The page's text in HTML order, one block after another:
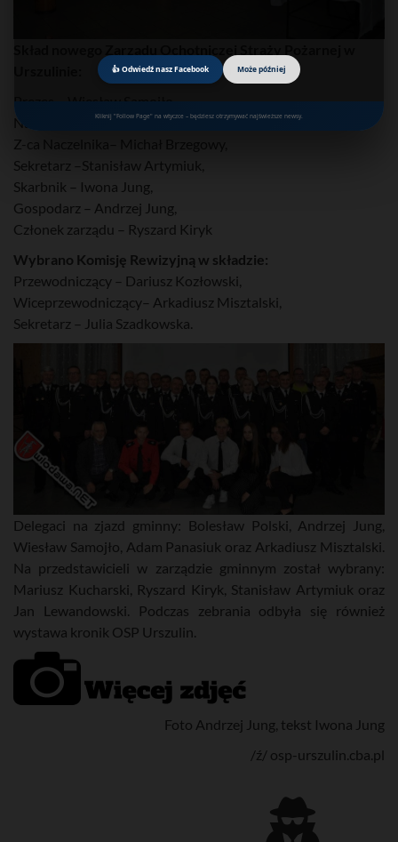
👍 Odwiedź nasz Facebook Może później
Kliknij "Follow Page" na wtyczce – będziesz otrzymywać najświeższe newsy.
Prezes – Wiesław Samojło,
Naczelnik – Jan Lewandowski,
Z-ca Naczelnika– Michał Brzegowy,
Sekretarz –Stanisław Artymiuk,
Skarbnik – Iwona Jung,
Gospodarz – Andrzej Jung,
Członek zarządu – Ryszard Kiryk
Wybrano Komisję Rewizyjną w składzie:
Przewodniczący – Dariusz Kozłowski,
Wiceprzewodniczący– Arkadiusz Misztalski,
Sekretarz – Julia Szadkowska.
Delegaci na zjazd gminny: Bolesław Polski, Andrzej Jung,
Wiesław Samojło, Adam Panasiuk oraz Arkadiusz Misztalski.
Na przedstawicieli w zarządzie gminnym został wybrany:
Mariusz Kucharski, Ryszard Kiryk, Stanisław Artymiuk oraz
Jan Lewandowski. Podczas zebrania odbyła się również
wystawa kronik OSP Urszulin.
Foto Andrzej Jung, tekst Iwona Jung
/ź/ osp-urszulin.cba.pl